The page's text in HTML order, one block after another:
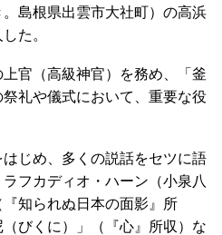
島根県出雲市大社町）の高浜
た。
官（高級神官）を務め、「釜
礼や儀式において、重要な役
じめ、多くの説話をセツに語
フカディオ・ハーン（小泉八
知られぬ日本の面影』所
びくに）」（『心』所収）な